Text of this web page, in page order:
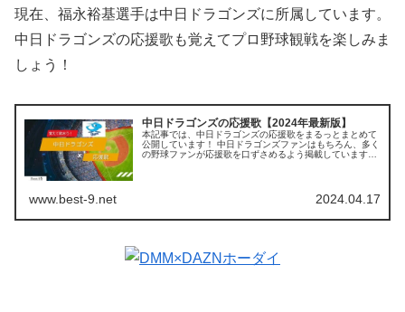
現在、福永裕基選手は中日ドラゴンズに所属しています。
中日ドラゴンズの応援歌も覚えてプロ野球観戦を楽しみま
しょう！
中日ドラゴンズの応援歌【2024年最新版】
本記事では、中日ドラゴンズの応援歌をまるっとまとめて
公開しています！ 中日ドラゴンズファンはもちろん、多く
の野球ファンが応援歌を口ずさめるよう掲載していますの
www.best-9.net 2024.04.17